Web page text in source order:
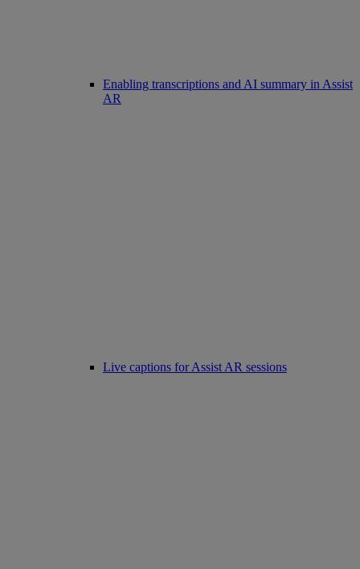
Enabling transcriptions and AI summary in Assist
AR
Live captions for Assist AR sessions